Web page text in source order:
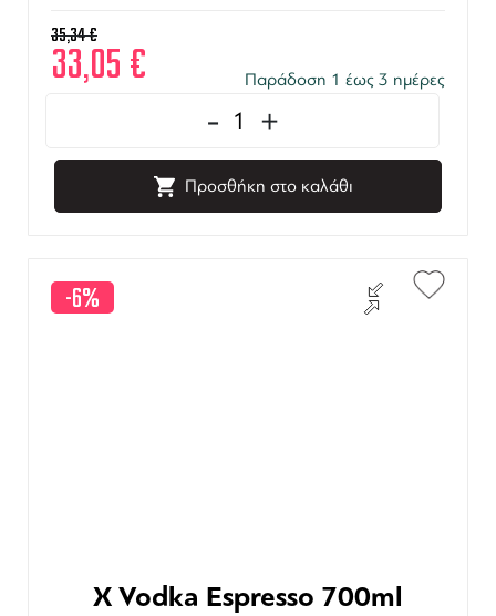
35,34€
33,05 € Παράδοση 1 έως 3 ημέρες
- +
Προσθήκη στο καλάθι
-6%
X Vodka Espresso 700ml